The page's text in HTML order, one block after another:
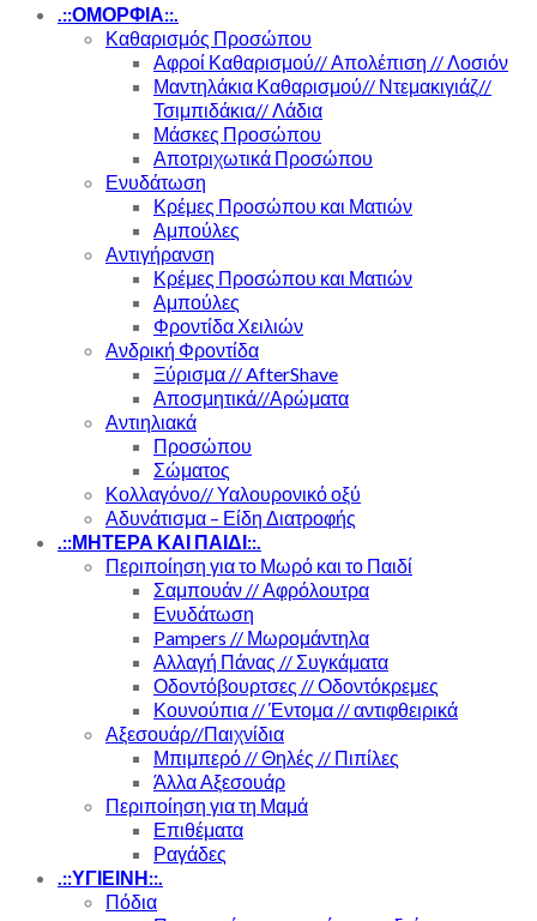
.::ΟΜΟΡΦΙΑ::.
Καθαρισμός Προσώπου
Αφροί Καθαρισμού// Απολέπιση // Λοσιόν
Μαντηλάκια Καθαρισμού// Ντεμακιγιάζ//
Τσιμπιδάκια// Λάδια
Μάσκες Προσώπου
Αποτριχωτικά Προσώπου
Ενυδάτωση
Κρέμες Προσώπου και Ματιών
Αμπούλες
Αντιγήρανση
Κρέμες Προσώπου και Ματιών
Αμπούλες
Φροντίδα Χειλιών
Ανδρική Φροντίδα
Ξύρισμα // AfterShave
Αποσμητικά//Αρώματα
Αντιηλιακά
Προσώπου
Σώματος
Κολλαγόνο// Υαλουρονικό οξύ
Αδυνάτισμα – Είδη Διατροφής
.::ΜΗΤΕΡΑ ΚΑΙ ΠΑΙΔΙ::.
Περιποίηση για το Μωρό και το Παιδί
Σαμπουάν // Αφρόλουτρα
Ενυδάτωση
Pampers // Μωρομάντηλα
Αλλαγή Πάνας // Συγκάματα
Οδοντόβουρτσες // Οδοντόκρεμες
Κουνούπια // Έντομα // αντιφθειρικά
Αξεσουάρ//Παιχνίδια
Μπιμπερό // Θηλές // Πιπίλες
Άλλα Αξεσουάρ
Περιποίηση για τη Μαμά
Επιθέματα
Ραγάδες
.::ΥΓΙΕΙΝΗ::.
Πόδια